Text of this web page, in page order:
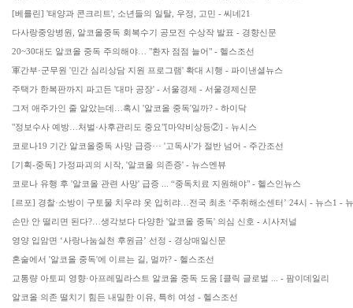
[베를린] '태양과 콘크리트', 소년들의 일탈, 우정, 고민 - 씨네21
다사랑중앙병원, 알코올중독 회복수기 공모전 수상작 발표 - 경향신문
20~30대도 알코올 중독 주의해야… "환자 점점 늘어" - 헬스조선
軍간부·군무원 '민간 심리상담 지원 프로그램' 확대 시행 - 파이낸셜뉴스
주택가 한복판까지 파고든 '대마 공장' - 서울경제 - 서울경제신문
그저 애주가인 줄 알았는데…혹시 '알코올 중독'일까? - 하이닥
"정보수사 예방…처벌·사후관리도 중요"[마약비상등②] - 뉴시스
코로나19 기간 알코올중독 사망 급증··· '고독사'가 절반 넘어 - 주간조선
[기획-중독] 가정파괴의 시작, '알코올 의존증' - 뉴스엔뷰
코로나 유행 후 '알코올 관련 사망' 급증 ... “중독치료 지원해야" - 헬스인뉴스
[르포] 경찰·소방이 구토물 치우랴 옷 입히랴…전국 최초 ‘주취해소센터’ 24시 - 뉴스1 -
손만 안 떨리면 된다?…생각보다 다양한 '알코올 중독' 의심 신호 - 시사저널
영양 입암면 ‘사랑나눔실천 후원금’ 선정 - 경상매일신문
혼술에서 '알코올 중독'에 이르는 길, 멀까? - 헬스조선
교통량 아토피 영향·아프레밀라스트 알코올 중독 도움 [클릭 글로벌 ... - 팜이데일리
알코올 의존 떨치기 힘든 내밀한 이유, 특히 여성 - 헬스조선